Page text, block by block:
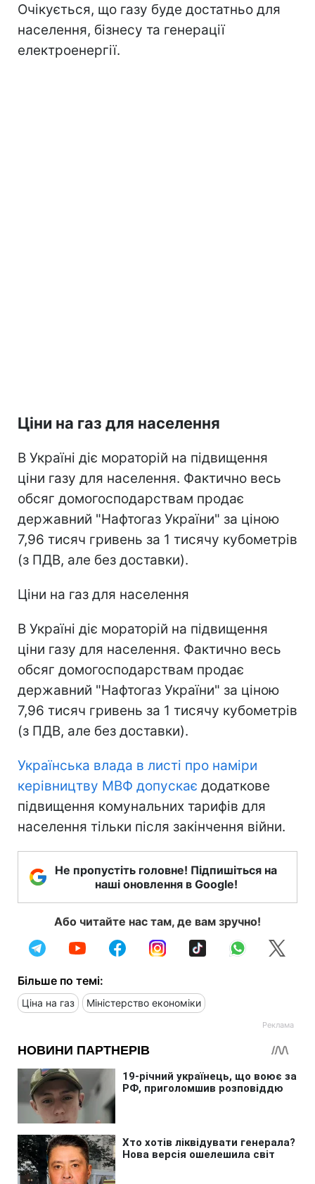
Очікується, що газу буде достатньо для
населення, бізнесу та генерації
електроенергії.
Ціни на газ для населення
В Україні діє мораторій на підвищення
ціни газу для населення. Фактично весь
обсяг домогосподарствам продає
державний "Нафтогаз України" за ціною
7,96 тисяч гривень за 1 тисячу кубометрів
(з ПДВ, але без доставки).
Ціни на газ для населення
В Україні діє мораторій на підвищення
ціни газу для населення. Фактично весь
обсяг домогосподарствам продає
державний "Нафтогаз України" за ціною
7,96 тисяч гривень за 1 тисячу кубометрів
(з ПДВ, але без доставки).
Українська влада в листі про наміри
керівництву МВФ допускає додаткове
підвищення комунальних тарифів для
населення тільки після закінчення війни.
Не пропустіть головне! Підпишіться на
наші оновлення в Google!
Або читайте нас там, де вам зручно!
Більше по темі:
Ціна на газ Міністерство економіки